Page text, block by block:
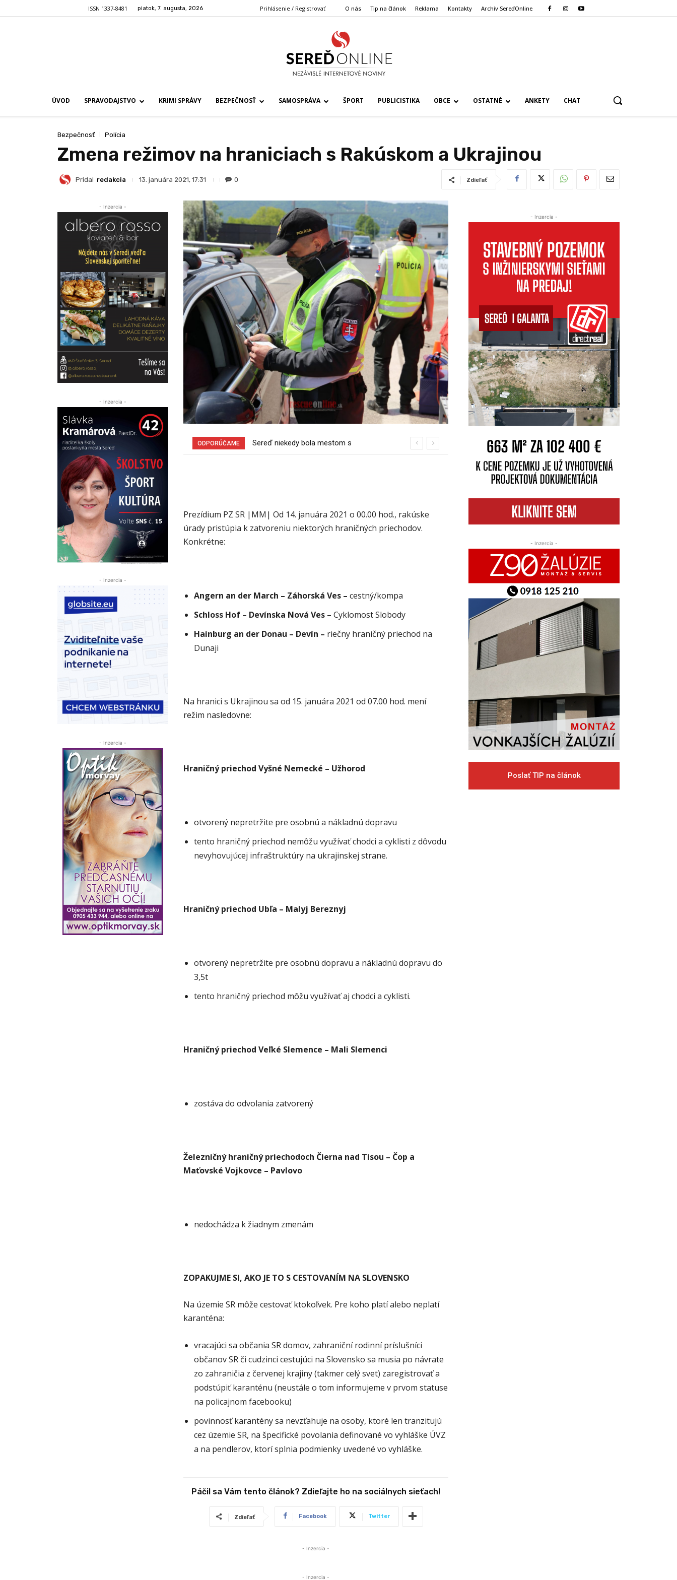
ISSN 1337-8481 piatok, 7. augusta, 2026 Prihlásenie / Registrovať O nás Tip na článok Reklama Kontakty Archív SereďOnline
ÚVOD SPRAVODAJSTVO KRIMI SPRÁVY BEZPEČNOSŤ SAMOSPRÁVA ŠPORT PUBLICISTIKA OBCE OSTATNÉ ANKETY CHAT
Bezpečnosť Polícia
Zmena režimov na hraniciach s Rakúskom a Ukrajinou
Pridal redakcia 13. januára 2021, 17:31 0 Zdieľať
- Inzercia -
- Inzercia -
- Inzercia -
- Inzercia -
ODPORÚČAME
Sereď niekedy bola mestom s
Pri venčení na Jesenského ulici mal
Prezídium PZ SR |MM| Od 14. januára 2021 o 00.00 hod., rakúske
úrady pristúpia k zatvoreniu niektorých hraničných priechodov.
Konkrétne:
Angern an der March – Záhorská Ves – cestný/kompa
Schloss Hof – Devínska Nová Ves – Cyklomost Slobody
Hainburg an der Donau – Devín – riečny hraničný priechod na
Dunaji
Na hranici s Ukrajinou sa od 15. januára 2021 od 07.00 hod. mení
režim nasledovne:
Hraničný priechod Vyšné Nemecké – Užhorod
otvorený nepretržite pre osobnú a nákladnú dopravu
tento hraničný priechod nemôžu využívať chodci a cyklisti z dôvodu
nevyhovujúcej infraštruktúry na ukrajinskej strane.
Hraničný priechod Ubľa – Malyj Bereznyj
otvorený nepretržite pre osobnú dopravu a nákladnú dopravu do
3,5t
tento hraničný priechod môžu využívať aj chodci a cyklisti.
Hraničný priechod Veľké Slemence – Mali Slemenci
zostáva do odvolania zatvorený
Železničný hraničný priechodoch Čierna nad Tisou – Čop a
Maťovské Vojkovce – Pavlovo
nedochádza k žiadnym zmenám
ZOPAKUJME SI, AKO JE TO S CESTOVANÍM NA SLOVENSKO
Na územie SR môže cestovať ktokoľvek. Pre koho platí alebo neplatí
karanténa:
vracajúci sa občania SR domov, zahraniční rodinní príslušníci
občanov SR či cudzinci cestujúci na Slovensko sa musia po návrate
zo zahraničia z červenej krajiny (takmer celý svet) zaregistrovať a
podstúpiť karanténu (neustále o tom informujeme v prvom statuse
na policajnom facebooku)
povinnosť karantény sa nevzťahuje na osoby, ktoré len tranzitujú
cez územie SR, na špecifické povolania definované vo vyhláške ÚVZ
a na pendlerov, ktorí splnia podmienky uvedené vo vyhláške.
Páčil sa Vám tento článok? Zdieľajte ho na sociálnych sieťach!
Zdieľať Facebook Twitter
- Inzercia -
- Inzercia -
- Inzercia -
- Inzercia -
Poslať TIP na článok